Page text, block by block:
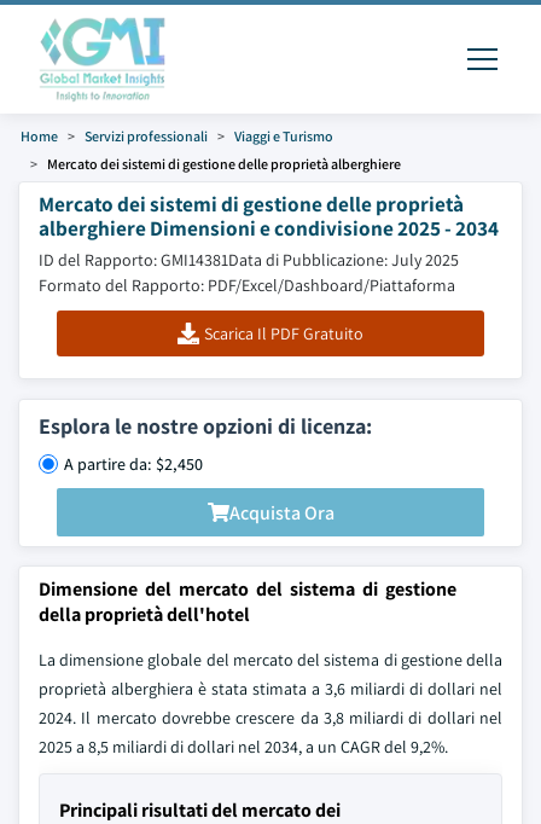
Home Servizi professionali
Viaggi e Turismo
Mercato dei sistemi di gestione delle proprietà alberghiere
Mercato dei sistemi di gestione delle proprietà
alberghiere Dimensioni e condivisione 2025 - 2034
ID del Rapporto: GMI14381Data di Pubblicazione: July 2025
Formato del Rapporto: PDF/Excel/Dashboard/Piattaforma
Scarica Il PDF Gratuito
Esplora le nostre opzioni di licenza:
A partire da: $2,450
Acquista Ora
Dimensione del mercato del sistema di gestione
della proprietà dell'hotel
La dimensione globale del mercato del sistema di gestione della
proprietà alberghiera è stata stimata a 3,6 miliardi di dollari nel
2024. Il mercato dovrebbe crescere da 3,8 miliardi di dollari nel
2025 a 8,5 miliardi di dollari nel 2034, a un CAGR del 9,2%.
Principali risultati del mercato dei